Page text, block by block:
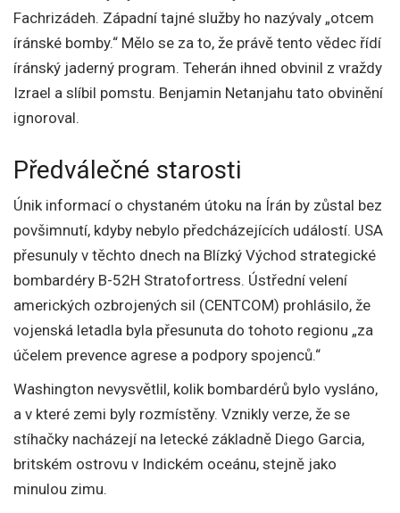
Fachrizádeh. Západní tajné služby ho nazývaly „otcem
íránské bomby.“ Mělo se za to, že právě tento vědec řídí
íránský jaderný program. Teherán ihned obvinil z vraždy
Izrael a slíbil pomstu. Benjamin Netanjahu tato obvinění
ignoroval.
Předválečné starosti
Únik informací o chystaném útoku na Írán by zůstal bez
povšimnutí, kdyby nebylo předcházejících událostí. USA
přesunuly v těchto dnech na Blízký Východ strategické
bombardéry B-52H Stratofortress. Ústřední velení
amerických ozbrojených sil (CENTCOM) prohlásilo, že
vojenská letadla byla přesunuta do tohoto regionu „za
účelem prevence agrese a podpory spojenců.“
Washington nevysvětlil, kolik bombardérů bylo vysláno,
a v které zemi byly rozmístěny. Vznikly verze, že se
stíhačky nacházejí na letecké základně Diego Garcia,
britském ostrovu v Indickém oceánu, stejně jako
minulou zimu.